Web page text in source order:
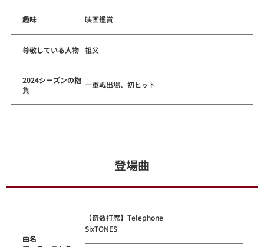
趣味 映画鑑賞
尊敬している人物 祖父
2024シーズンの抱
負
一軍戦出場、初ヒット
登場曲
曲名
【奇数打席】Telephone
SixTONES